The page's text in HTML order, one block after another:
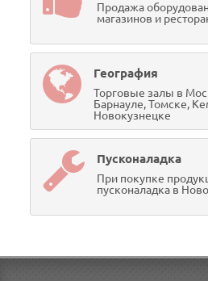
Продажа
магазинов и
География
Торговые залы в
Барнауле, Томске,
Новокузнецке
Пусконаладка
При покупке
пусконаладка в